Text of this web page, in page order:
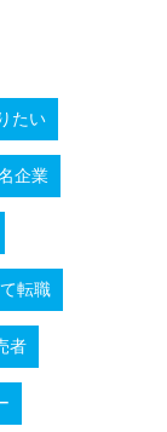
たい
企業
転職
者